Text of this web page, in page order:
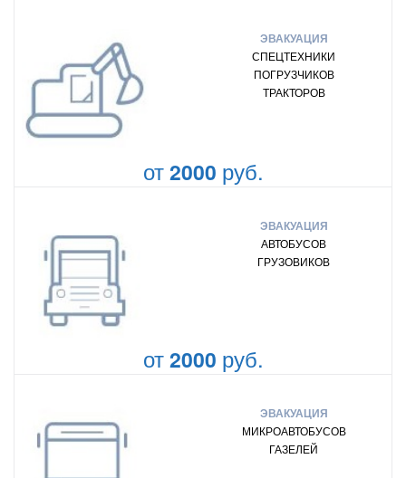
ЭВАКУАЦИЯ
СПЕЦТЕХНИКИ
ПОГРУЗЧИКОВ
ТРАКТОРОВ
от2000 руб.
ЭВАКУАЦИЯ
АВТОБУСОВ
ГРУЗОВИКОВ
от2000 руб.
ЭВАКУАЦИЯ
МИКРОАВТОБУСОВ
ГАЗЕЛЕЙ